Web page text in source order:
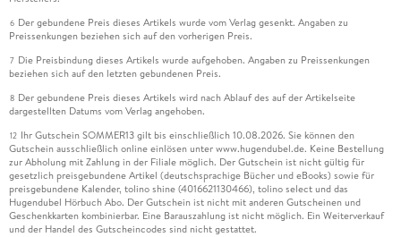
6 Der gebundene Preis dieses Artikels wurde vom Verlag gesenkt. Angaben zu
Preissenkungen beziehen sich auf den vorherigen Preis.
7 Die Preisbindung dieses Artikels wurde aufgehoben. Angaben zu Preissenkungen
beziehen sich auf den letzten gebundenen Preis.
8 Der gebundene Preis dieses Artikels wird nach Ablauf des auf der Artikelseite
dargestellten Datums vom Verlag angehoben.
12 Ihr Gutschein SOMMER13 gilt bis einschließlich 10.08.2026. Sie können den
Gutschein ausschließlich online einlösen unter www.hugendubel.de. Keine Bestellung
zur Abholung mit Zahlung in der Filiale möglich. Der Gutschein ist nicht gültig für
gesetzlich preisgebundene Artikel (deutschsprachige Bücher und eBooks) sowie für
preisgebundene Kalender, tolino shine (4016621130466), tolino select und das
Hugendubel Hörbuch Abo. Der Gutschein ist nicht mit anderen Gutscheinen und
Geschenkkarten kombinierbar. Eine Barauszahlung ist nicht möglich. Ein Weiterverkauf
und der Handel des Gutscheincodes sind nicht gestattet.